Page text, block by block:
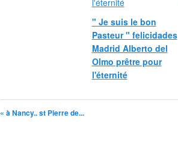
" Je suis le bon
Pasteur " felicidades
Madrid Alberto del
Olmo prêtre pour
l'éternité
« à Nancy.. st Pierre de...